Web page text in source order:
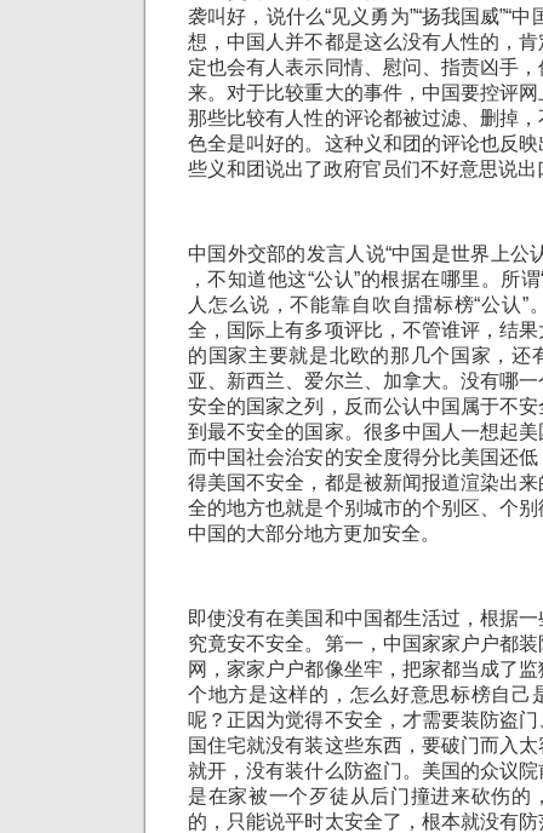
袭叫好，说什么“见义勇为”“扬我国威”“
想，中国人并不都是这么没有人性的，
定也会有人表示同情、慰问、指责凶手
来。对于比较重大的事件，中国要控评
那些比较有人性的评论都被过滤、删掉
色全是叫好的。这种义和团的评论也反
些义和团说出了政府官员们不好意思说出
中国外交部的发言人说“中国是世界上公
，不知道他这“公认”的根据在哪里。所
人怎么说，不能靠自吹自擂标榜“公认”
全，国际上有多项评比，不管谁评，结
的国家主要就是北欧的那几个国家，还
亚、新西兰、爱尔兰、加拿大。没有哪
安全的国家之列，反而公认中国属于不
到最不安全的国家。很多中国人一想起
而中国社会治安的安全度得分比美国还
得美国不安全，都是被新闻报道渲染出
全的地方也就是个别城市的个别区、个
中国的大部分地方更加安全。
即使没有在美国和中国都生活过，根据
究竟安不安全。第一，中国家家户户都
网，家家户户都像坐牢，把家都当成了
个地方是这样的，怎么好意思标榜自己
呢？正因为觉得不安全，才需要装防盗
国住宅就没有装这些东西，要破门而入
就开，没有装什么防盗门。美国的众议
是在家被一个歹徒从后门撞进来砍伤的
的，只能说平时太安全了，根本就没有